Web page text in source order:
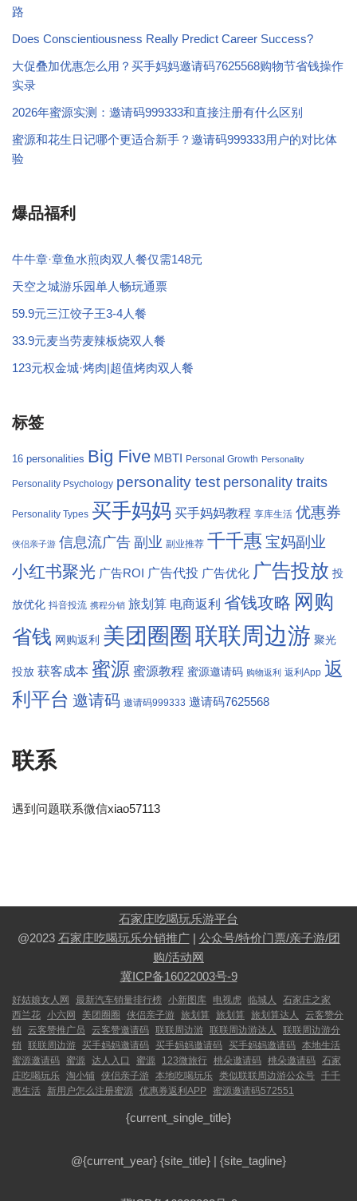
路
Does Conscientiousness Really Predict Career Success?
大促叠加优惠怎么用？买手妈妈邀请码7625568购物节省钱操作
实录
2026年蜜源实测：邀请码999333和直接注册有什么区别
蜜源和花生日记哪个更适合新手？邀请码999333用户的对比体
验
爆品福利
牛牛章·章鱼水煎肉双人餐仅需148元
天空之城游乐园单人畅玩通票
59.9元三江饺子王3-4人餐
33.9元麦当劳麦辣板烧双人餐
123元权金城·烤肉|超值烤肉双人餐
标签
16 personalities Big Five MBTI Personal Growth Personality
Personality Psychology personality test personality traits
Personality Types 买手妈妈 买手妈妈教程 享库生活 优惠券
侠侣亲子游 信息流广告 副业 副业推荐 千千惠 宝妈副业
小红书聚光 广告ROI 广告代投 广告优化 广告投放 投
放优化 抖音投流 携程分销 旅划算 电商返利 省钱攻略 网购
省钱 网购返利 美团圈圈 联联周边游 聚光
投放 获客成本 蜜源 蜜源教程 蜜源邀请码 购物返利 返利App 返
利平台 邀请码 邀请码999333 邀请码7625568
联系
遇到问题联系微信xiao57113
石家庄吃喝玩乐游平台
@2023 石家庄吃喝玩乐分销推广| 公众号/特价门票/亲子游/团
购/活动网
冀ICP备16022003号-9
好姑娘女人网 最新汽车销量排行榜 小新图库 电视虎 临城人
石家庄之家
西兰花 小六网 美团圈圈 侠侣亲子游 旅划算 旅划算 旅划算达人
云客赞分
销
云客赞推广员 云客赞邀请码 联联周边游 联联周边游达人
联联周边游分
销
联联周边游 买手妈妈邀请码 买手妈妈邀请码 买手妈妈邀请码 本地生活
蜜源邀请码 蜜源 达人入口 蜜源 123微旅行 桃朵邀请码 桃朵邀请码 石家
庄吃喝玩乐 淘小铺 侠侣亲子游 本地吃喝玩乐 类似联联周边游公众号 千千
惠生活
新用户怎么注册蜜源 优惠券返利APP 蜜源邀请码572551
{current_single_title}
@{current_year} {site_title} | {site_tagline}